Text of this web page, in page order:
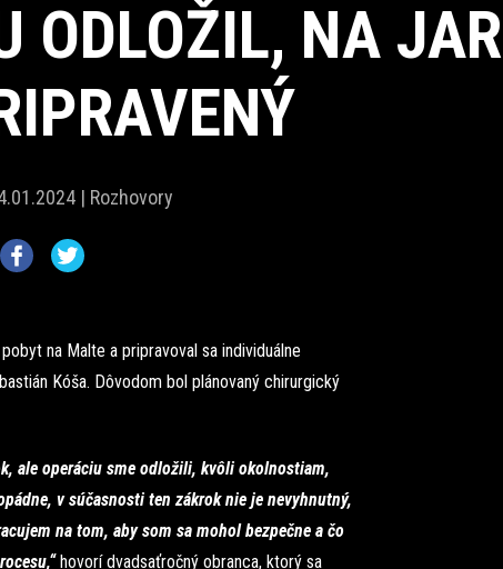
ODLOŽIL, NA JAR
| Rozhovory
na Malte a pripravoval sa individuálne
Kóša. Dôvodom bol plánovaný chirurgický
ale operáciu sme odložili, kvôli okolnostiam,
v súčasnosti ten zákrok nie je nevyhnutný,
na tom, aby som sa mohol bezpečne a čo
hovorí dvadsaťročný obranca, ktorý sa